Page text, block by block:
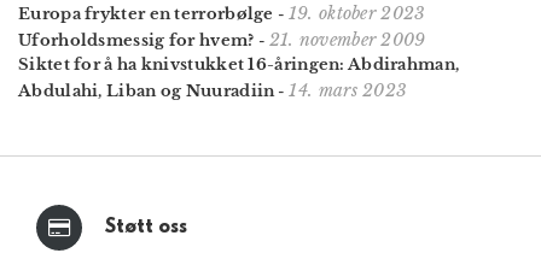
Europa frykter en terrorbølge - 19. oktober 2023
Uforholdsmessig for hvem? - 21. november 2009
Siktet for å ha knivstukket 16-åringen: Abdirahman,
Abdulahi, Liban og Nuuradiin-14. mars 2023
Støtt oss